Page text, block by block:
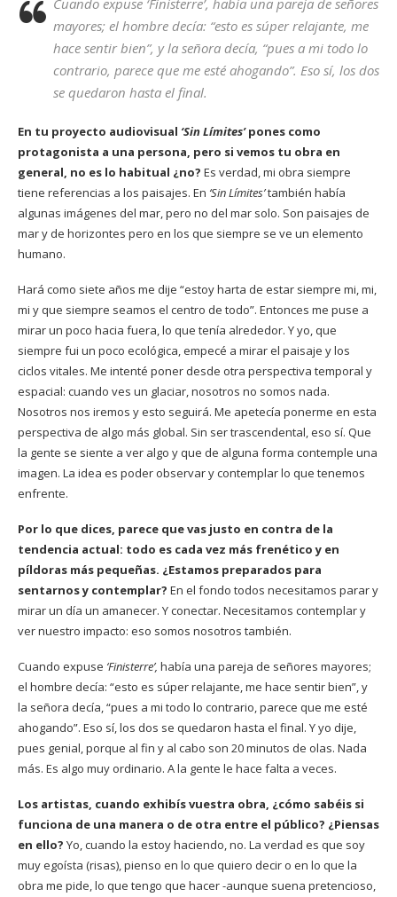
Cuando expuse ‘Finisterre’, había una pareja de señores
mayores; el hombre decía: “esto es súper relajante, me
hace sentir bien”, y la señora decía, “pues a mi todo lo
contrario, parece que me esté ahogando”. Eso sí, los dos
se quedaron hasta el final.
En tu proyecto audiovisual ‘Sin Límites’pones como
protagonista a una persona, pero si vemos tu obra en
general, no es lo habitual ¿no? Es verdad, mi obra siempre
tiene referencias a los paisajes. En ‘Sin Límites’también había
algunas imágenes del mar, pero no del mar solo. Son paisajes de
mar y de horizontes pero en los que siempre se ve un elemento
humano.
Hará como siete años me dije “estoy harta de estar siempre mi, mi,
mi y que siempre seamos el centro de todo”. Entonces me puse a
mirar un poco hacia fuera, lo que tenía alrededor. Y yo, que
siempre fui un poco ecológica, empecé a mirar el paisaje y los
ciclos vitales. Me intenté poner desde otra perspectiva temporal y
espacial: cuando ves un glaciar, nosotros no somos nada.
Nosotros nos iremos y esto seguirá. Me apetecía ponerme en esta
perspectiva de algo más global. Sin ser trascendental, eso sí. Que
la gente se siente a ver algo y que de alguna forma contemple una
imagen. La idea es poder observar y contemplar lo que tenemos
enfrente.
Por lo que dices, parece que vas justo en contra de la
tendencia actual: todo es cada vez más frenético y en
píldoras más pequeñas. ¿Estamos preparados para
sentarnos y contemplar? En el fondo todos necesitamos parar y
mirar un día un amanecer. Y conectar. Necesitamos contemplar y
ver nuestro impacto: eso somos nosotros también.
Cuando expuse ‘Finisterre’, había una pareja de señores mayores;
el hombre decía: “esto es súper relajante, me hace sentir bien”, y
la señora decía, “pues a mi todo lo contrario, parece que me esté
ahogando”. Eso sí, los dos se quedaron hasta el final. Y yo dije,
pues genial, porque al fin y al cabo son 20 minutos de olas. Nada
más. Es algo muy ordinario. A la gente le hace falta a veces.
Los artistas, cuando exhibís vuestra obra, ¿cómo sabéis si
funciona de una manera o de otra entre el público? ¿Piensas
en ello? Yo, cuando la estoy haciendo, no. La verdad es que soy
muy egoísta (risas), pienso en lo que quiero decir o en lo que la
obra me pide, lo que tengo que hacer -aunque suena pretencioso,